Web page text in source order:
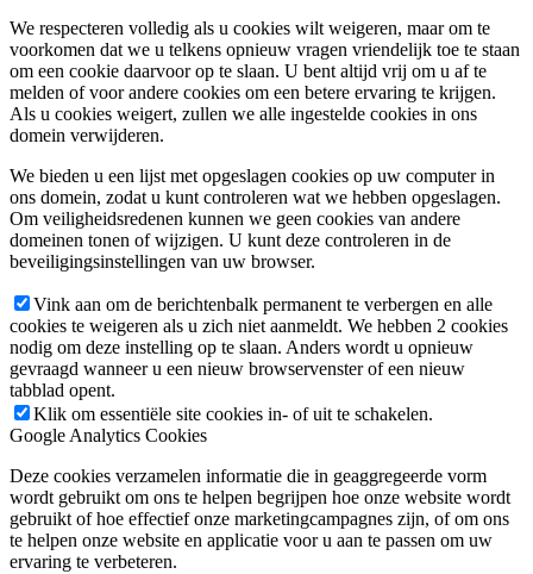
We respecteren volledig als u cookies wilt weigeren, maar om te
voorkomen dat we u telkens opnieuw vragen vriendelijk toe te staan
om een cookie daarvoor op te slaan. U bent altijd vrij om u af te
melden of voor andere cookies om een betere ervaring te krijgen.
Als u cookies weigert, zullen we alle ingestelde cookies in ons
domein verwijderen.
We bieden u een lijst met opgeslagen cookies op uw computer in
ons domein, zodat u kunt controleren wat we hebben opgeslagen.
Om veiligheidsredenen kunnen we geen cookies van andere
domeinen tonen of wijzigen. U kunt deze controleren in de
beveiligingsinstellingen van uw browser.
Vink aan om de berichtenbalk permanent te verbergen en alle
cookies te weigeren als u zich niet aanmeldt. We hebben 2 cookies
nodig om deze instelling op te slaan. Anders wordt u opnieuw
gevraagd wanneer u een nieuw browservenster of een nieuw
tabblad opent.
Klik om essentiële site cookies in- of uit te schakelen.
Google Analytics Cookies
Deze cookies verzamelen informatie die in geaggregeerde vorm
wordt gebruikt om ons te helpen begrijpen hoe onze website wordt
gebruikt of hoe effectief onze marketingcampagnes zijn, of om ons
te helpen onze website en applicatie voor u aan te passen om uw
ervaring te verbeteren.